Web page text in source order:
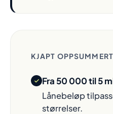
KJAPT OPPSUMMERT
Fra 50 000 til 5
Lånebeløp
størrelser.